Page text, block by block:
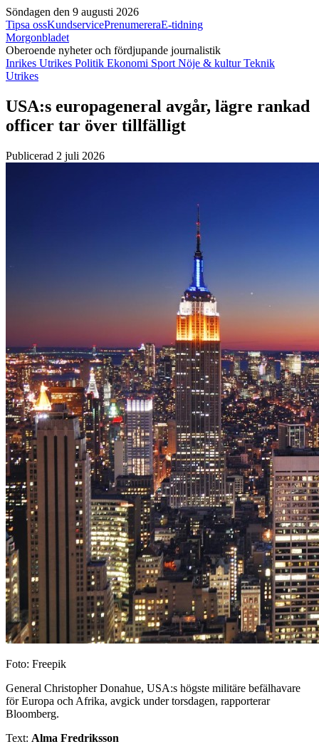
Söndagen den 9 augusti 2026
Tipsa ossKundservicePrenumereraE-tidning
Morgonbladet
Oberoende nyheter och fördjupande journalistik
Inrikes Utrikes Politik Ekonomi Sport Nöje & kulturTeknik
Utrikes
USA:s europageneral avgår, lägre rankad
officer tar över tillfälligt
Publicerad 2 juli 2026
Foto: Freepik
General Christopher Donahue, USA:s högste militäre befälhavare
för Europa och Afrika, avgick under torsdagen, rapporterar
Bloomberg.
Text: Alma Fredriksson